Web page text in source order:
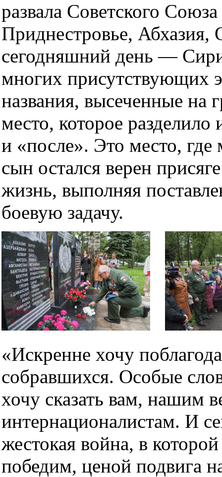
развала Советского
Приднестровье, Абхазия,
сегодняшний день —
многих присутствующих
названия, высеченные на
место, которое
и «после». Это место,
сын остался верен
жизнь, выполняя
боевую задачу.
«Искренне хочу
собравшихся. Особые
хочу сказать вам, нашим
интернационалистам. И
жестокая война, в
победим, ценой подвига